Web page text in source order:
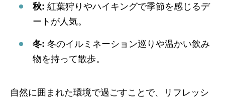
秋: 紅葉狩りやハイキングで季節を感じるデ
ートが人気。
冬: 冬のイルミネーション巡りや温かい飲み
物を持って散歩。
自然に囲まれた環境で過ごすことで、リフレッシ